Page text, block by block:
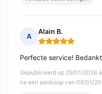
A
Alain B.
Opmerking: 5 van 5
Gepubliceerd op 29/01/2026
na een aankoop van 08/01/
Perfecte service!